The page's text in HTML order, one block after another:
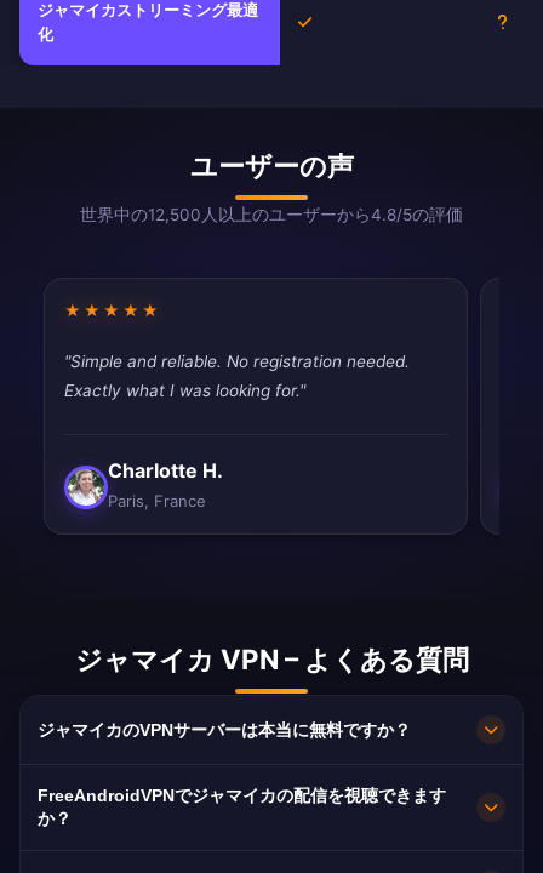
ジャマイカストリーミング最適
化
はい
ユーザーの声
世界中の12,500人以上のユーザーから4.8/5の評価
★★★★★
"Simple and reliable. No registration needed.
Exactly what I was looking for."
Charlotte H.
Paris, France
ジャマイカ VPN – よくある質問
ジャマイカのVPNサーバーは本当に無料ですか？
完全無料です。Kingstonのサーバーを、契約もカ
ードも登録も不要、帯域無制限で利用できます。
FreeAndroidVPNでジャマイカの配信を視聴できます
か？